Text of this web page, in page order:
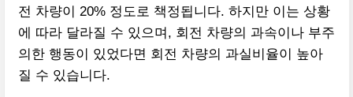
전 차량이 20% 정도로 책정됩니다. 하지만 이는 상황
에 따라 달라질 수 있으며, 회전 차량의 과속이나 부주
의한 행동이 있었다면 회전 차량의 과실비율이 높아
질 수 있습니다.